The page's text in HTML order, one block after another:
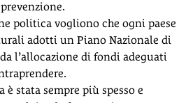
politica vogliono che ogni paese
adotti un Piano Nazionale di
l’allocazione di fondi adeguati
stata sempre più spesso e